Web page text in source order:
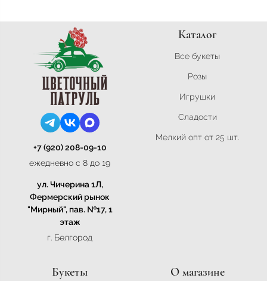
+7 (920) 208-09-10
ежедневно с 8 до 19
ул. Чичерина 1Л,
Фермерский рынок
"Мирный", пав. №17, 1
этаж
г. Белгород
Каталог
Все букеты
Розы
Игрушки
Сладости
Мелкий опт от 25 шт.
Букеты О магазине